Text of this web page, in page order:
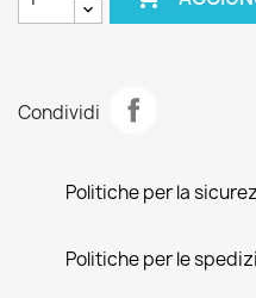
Condividi
Politiche per la
Politiche per le